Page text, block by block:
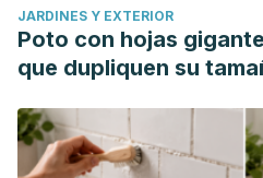
JARDINES Y EXTERIOR
Poto con hojas
que dupliquen su